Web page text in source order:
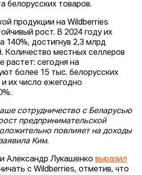
белорусских товаров.
продукции на Wildberries
рост. В 2024 году их
140%, достигнув 2,3 млрд
Количество местных селлеров
растет: сегодня на
более 15 тыс. белорусских
их число ежегодно
сотрудничество с Беларусью
предпринимательской
повлияет на доходы
Ким.
Александр Лукашенко выразил
с Wildberries, отметив, что